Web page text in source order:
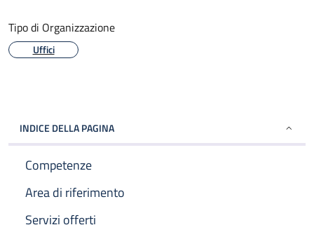
Tipo di Organizzazione
Uffici
INDICE DELLA PAGINA
Competenze
Area di riferimento
Servizi offerti